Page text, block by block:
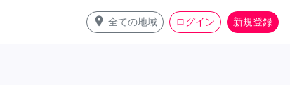
place 全ての地域 ログイン 新規登録